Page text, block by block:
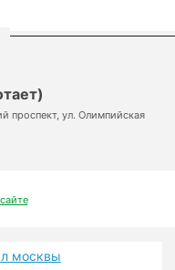
проспект, ул. Олимпийская